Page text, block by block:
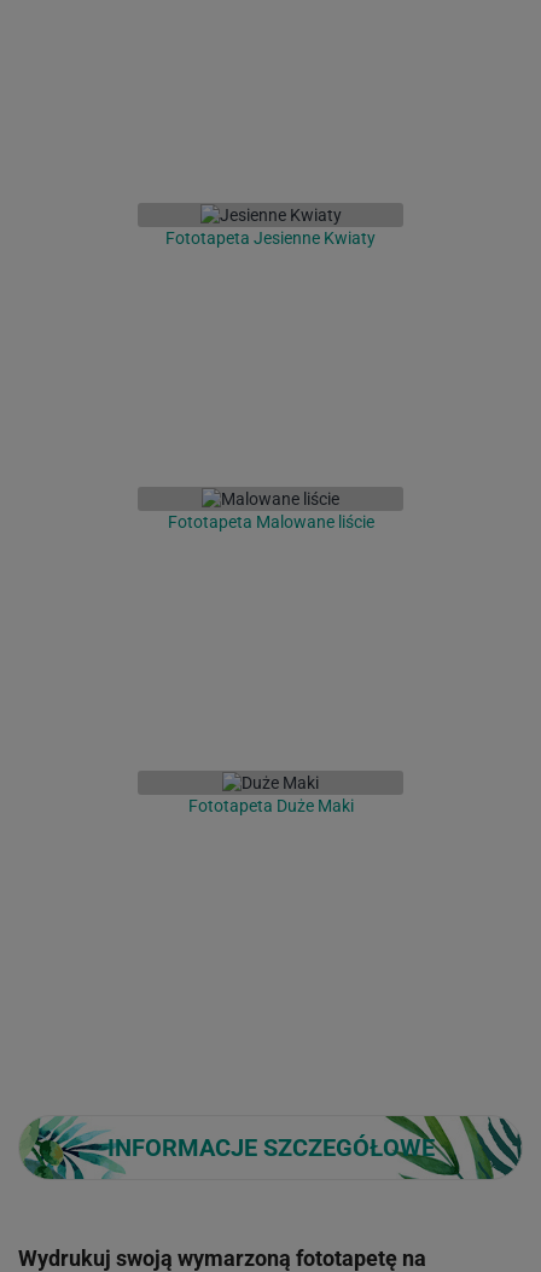
Fototapeta Jesienne Kwiaty
Fototapeta Malowane liście
Fototapeta Duże Maki
INFORMACJE SZCZEGÓŁOWE
Wydrukuj swoją wymarzoną fototapetę na